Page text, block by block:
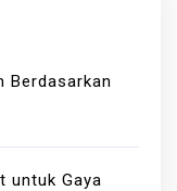
Berdasarkan
untuk Gaya